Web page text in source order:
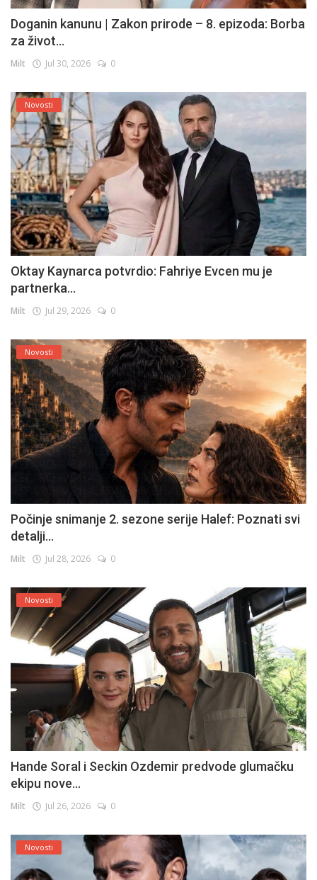
Doganin kanunu | Zakon prirode – 8. epizoda: Borba
za život...
Milt Jul 30, 2026 0
Novosti
Oktay Kaynarca potvrdio: Fahriye Evcen mu je
partnerka...
Milt Jul 29, 2026 0
Novosti
Počinje snimanje 2. sezone serije Halef: Poznati svi
detalji...
Milt Jul 28, 2026 0
Novosti
Hande Soral i Seckin Ozdemir predvode glumačku
ekipu nove...
Milt Jul 26, 2026 0
Novosti